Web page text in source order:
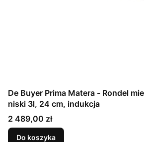
De Buyer Prima Matera - Rondel
niski 3l, 24 cm, indukcja
Cena
2 489,00 zł
Do koszyka